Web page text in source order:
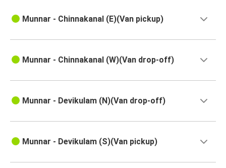
Munnar - Chinnakanal (E)(Van pickup)
Munnar - Chinnakanal (W)(Van drop-off)
Munnar - Devikulam (N)(Van drop-off)
Munnar - Devikulam (S)(Van pickup)